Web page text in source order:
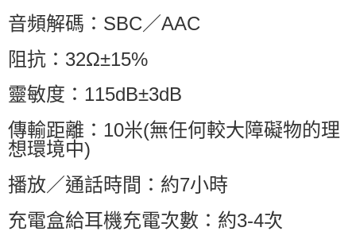
音頻解碼：SBC／AAC
阻抗：32Ω±15%
靈敏度：115dB±3dB
傳輸距離：10米(無任何較大障礙物的理
想環境中)
播放／通話時間：約7小時
充電盒給耳機充電次數：約3-4次